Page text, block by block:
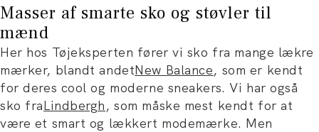
Masser af smarte sko og støvler til
mænd
Her hos Tøjeksperten fører vi sko fra mange lækre
mærker, blandt andetNew Balance, som er kendt
for deres cool og moderne sneakers. Vi har også
sko fraLindbergh, som måske mest kendt for at
være et smart og lækkert modemærke. Men